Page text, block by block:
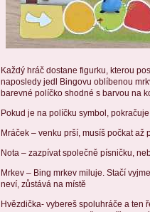
Každý hráč dostane figurku, kterou
naposledy jedl Bingovu oblíbenou
barevné políčko shodné s barvou na
Pokud je na políčku symbol,
Mráček – venku prší, musíš počkat
Nota – zazpívat společně písničku,
Mrkev – Bing mrkev miluje. Stačí
neví, zůstává na místě
Hvězdička- vybereš spoluhráče a ten